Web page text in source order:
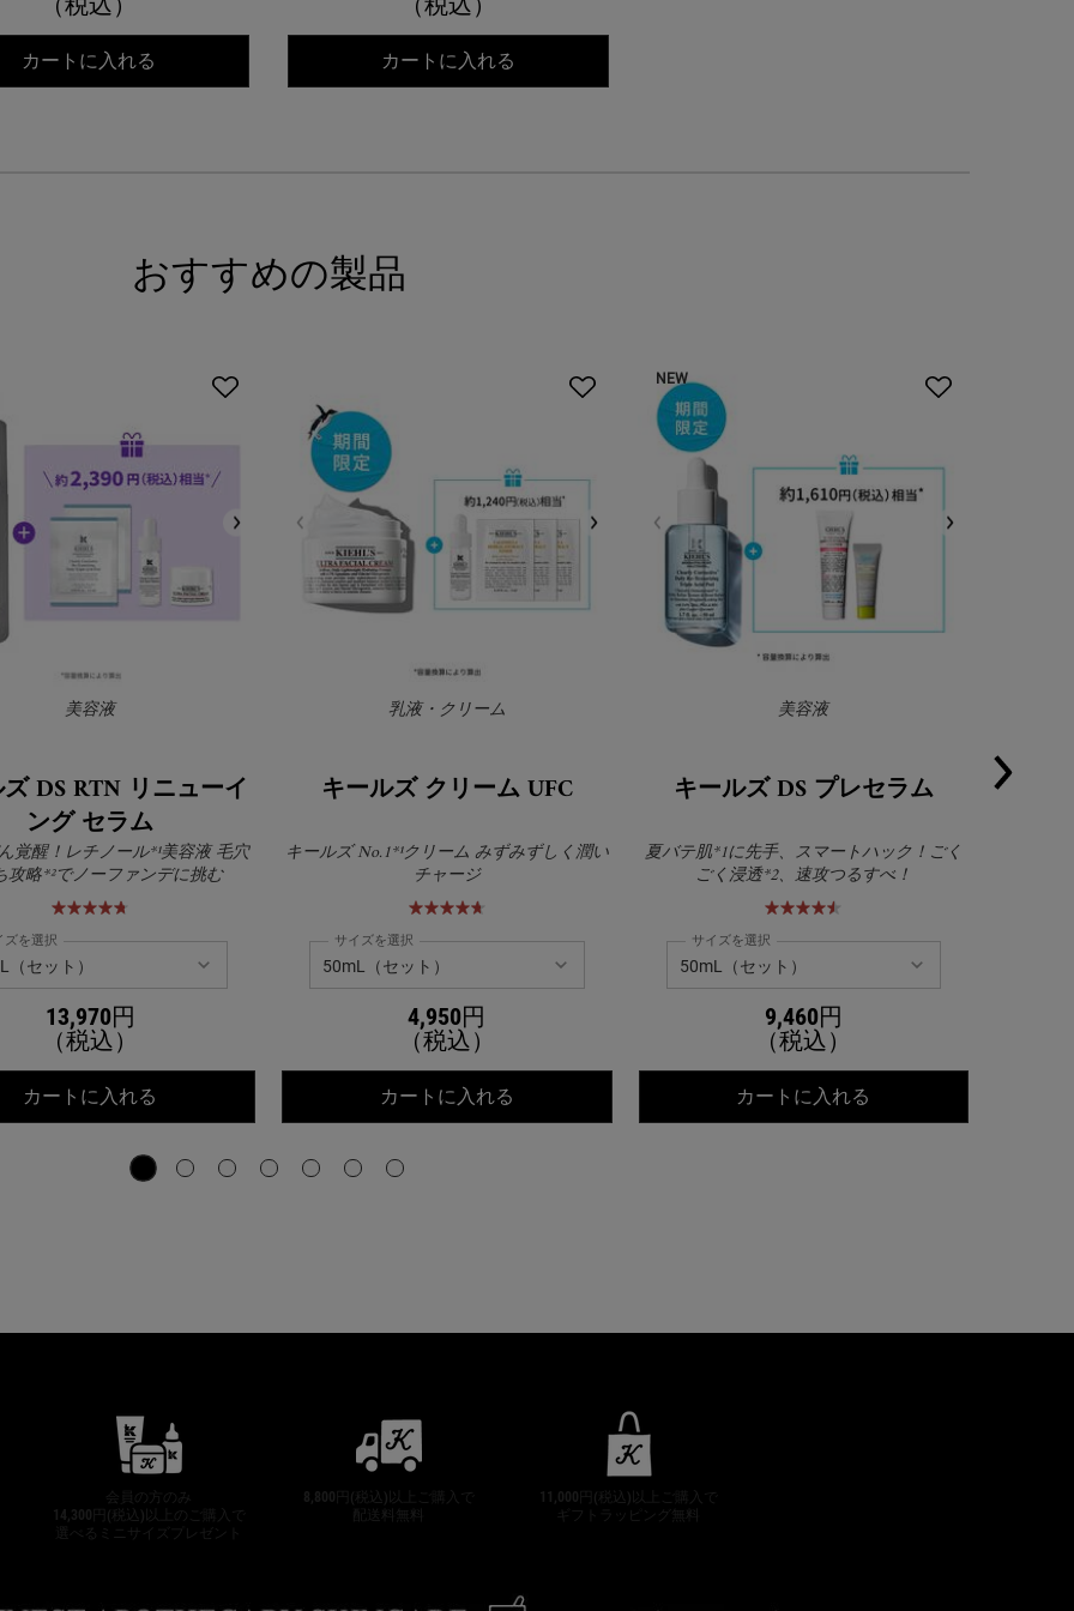
カートに入れる キールズ オリジナル ムスクカートに入れる
おすすめの製品
ライト エッセンス[医薬部外品]
美容液
DS RTN リニューイ
ング セラム
覚醒！レチノール*¹美容液 毛穴
攻略*²でノーファンデに挑む
ズを選択
13,970円
（税込）
カートに入れる キールズ DS RTN リニューイング セラム
乳液・クリーム
キールズ クリーム UFC
キールズ No.1*¹クリーム みずみずしく潤い
チャージ
サイズを選択
4,950円
（税込）
カートに入れる
NEW
美容液
キールズ DS プレセラム
夏バテ肌*1に先手、スマートハック！ごく
ごく浸透*2、速攻つるすべ！
サイズを選択
9,460円
（税込）
カートに入れる
キー
会員の方のみ
14,300円(税込)以上のご購入で
選べるミニサイズプレゼント
8,800円(税込)以上ご購入で
11,000円(税込)以上ご購入で